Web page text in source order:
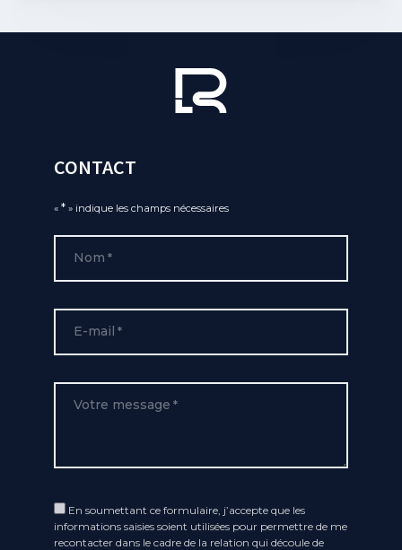
CONTACT
« * » indique les champs nécessaires
Nom *
E-mail *
Votre message *
Opt
In
En soumettant ce formulaire, j’accepte que les
informations saisies soient utilisées pour permettre de me
recontacter dans le cadre de la relation qui découle de